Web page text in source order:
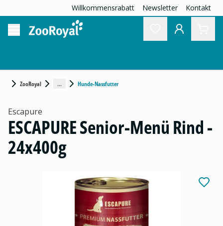
Willkommensrabatt Newsletter Kontakt
ZooRoyal ... Hunde-Nassfutter
Escapure
ESCAPURE Senior-Menü Rind -
24x400g